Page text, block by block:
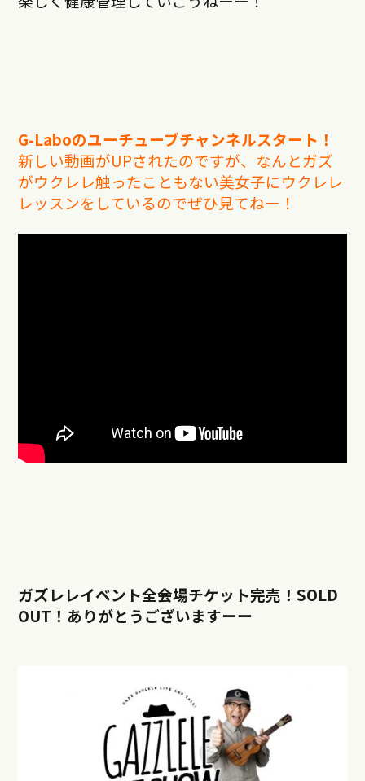
G-Laboのユーチューブチャンネルスタート！
新しい動画がUPされたのですが、なんとガズ
がウクレレ触ったこともない美女子にウクレレ
レッスンをしているのでぜひ見てねー！
ガズレレイベント全会場チケット完売！SOLD
OUT！ありがとうございますーー